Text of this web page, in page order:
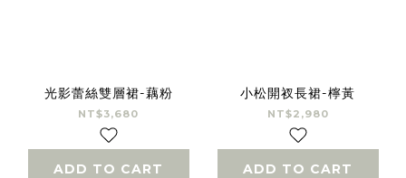
光影蕾絲雙層裙-藕粉
NT$3,680
ADD TO CART
小松開衩長裙-檸黃
NT$2,980
ADD TO CART